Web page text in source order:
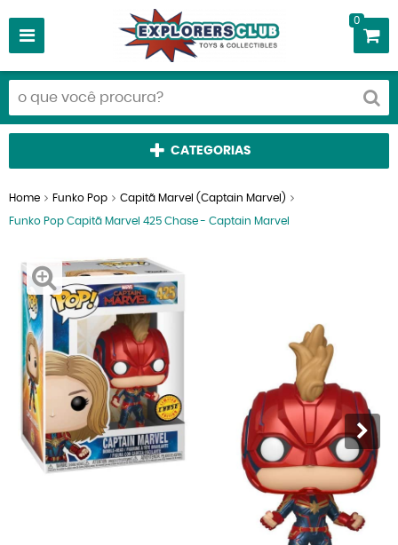
0
CATEGORIAS
Home Funko Pop Capitã Marvel (Captain Marvel)
Funko Pop Capitã Marvel 425 Chase - Captain Marvel